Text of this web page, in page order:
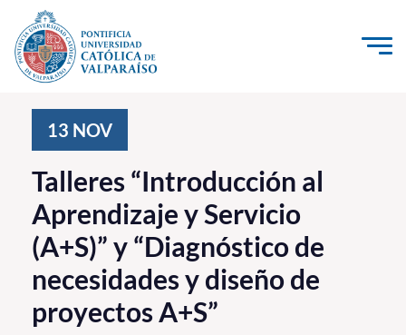
Click acá para ir directamente al contenido
Investigación, Creación e Innovación
PUCV Internacional
Vinculación con el Medio
Admisión
Pregrado
13 NOV
Talleres “Introducción al
Aprendizaje y Servicio
(A+S)” y “Diagnóstico de
necesidades y diseño de
proyectos A+S”